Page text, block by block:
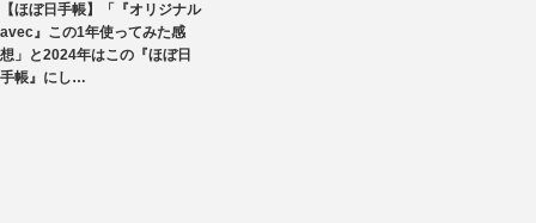
生活
【ほぼ日手帳】「『オリジナル
avec』この1年使ってみた感
想」と2024年はこの『ほぼ日
手帳』にし…